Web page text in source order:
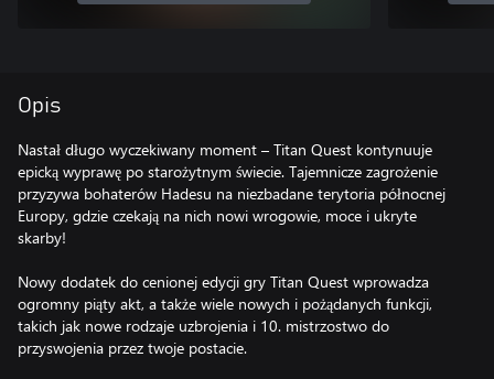
Opis
Nastał długo wyczekiwany moment – Titan Quest kontynuuje
epicką wyprawę po starożytnym świecie. Tajemnicze zagrożenie
przyzywa bohaterów Hadesu na niezbadane terytoria północnej
Europy, gdzie czekają na nich nowi wrogowie, moce i ukryte
skarby!
Nowy dodatek do cenionej edycji gry Titan Quest wprowadza
ogromny piąty akt, a także wiele nowych i pożądanych funkcji,
takich jak nowe rodzaje uzbrojenia i 10. mistrzostwo do
przyswojenia przez twoje postacie.